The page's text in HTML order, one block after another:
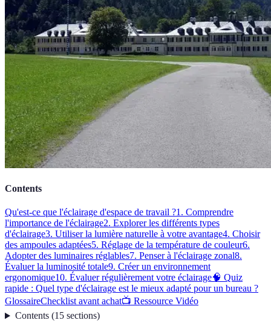
Contents
Qu'est-ce que l'éclairage d'espace de travail ?1. Comprendre
l'importance de l'éclairage2. Explorer les différents types
d'éclairage3. Utiliser la lumière naturelle à votre avantage4. Choisir
des ampoules adaptées5. Réglage de la température de couleur6.
Adopter des luminaires réglables7. Penser à l'éclairage zonal8.
Évaluer la luminosité totale9. Créer un environnement
ergonomique10. Évaluer régulièrement votre éclairage🧠 Quiz
rapide : Quel type d'éclairage est le mieux adapté pour un bureau ?
GlossaireChecklist avant achat📺 Ressource Vidéo
Contents(15 sections)